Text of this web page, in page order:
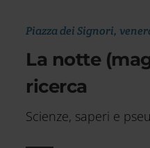
Piazza dei Signori,
La notte
ricerca
Scienze, saperi e